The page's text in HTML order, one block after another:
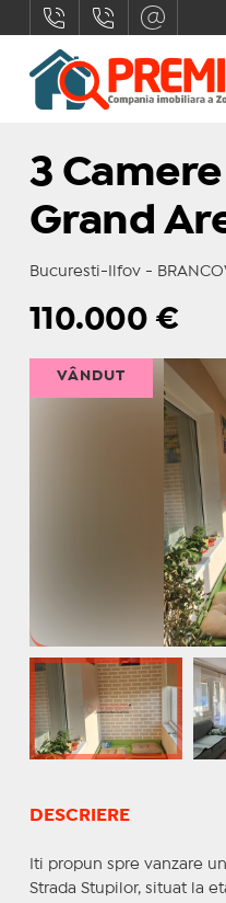
3
Grand
Bucuresti-Ilfov -
110.000 €
VÂNDUT
DESCRIERE
Iti propun spre vanzare
Strada Stupilor, situat la